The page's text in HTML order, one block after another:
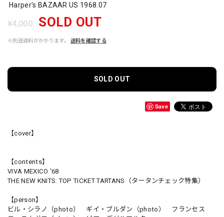
Harper's BAZAAR US 1968.07
¥4,000 SOLD OUT
※別途送料がかかります。 送料を確認する
SOLD OUT
Save
【cover】
【contents】
VIVA MEXICO '68
THE NEW KNITS: TOP TICKET TARTANS（タータンチェック特集）
【person】
ビル・シラノ（photo） ギイ・ブルダン（photo） フランセス